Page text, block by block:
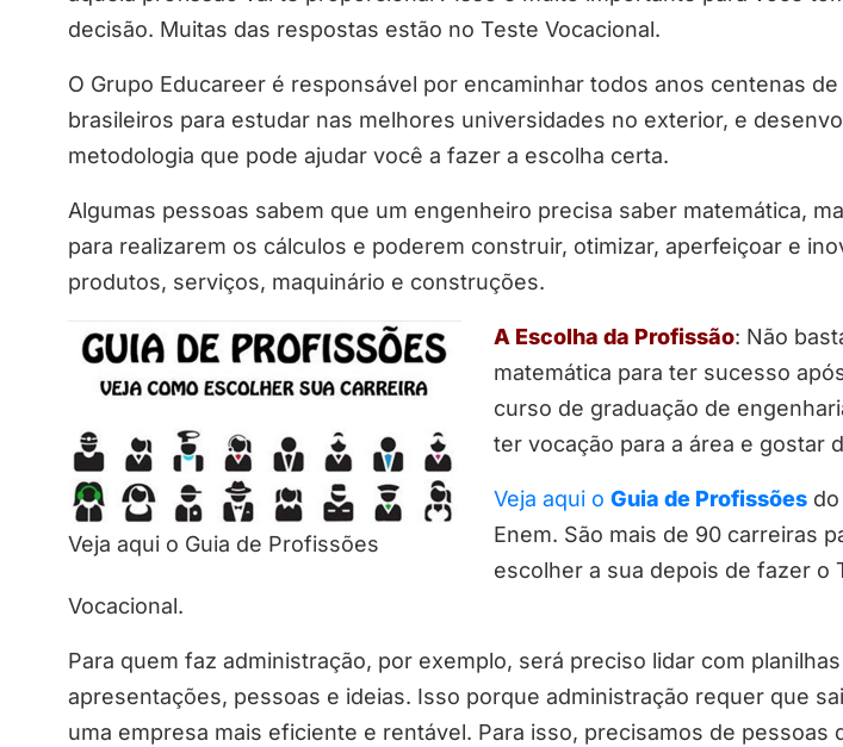
decisão. Muitas das respostas estão no Teste Vocacional.
O Grupo Educareer é responsável por encaminhar todos anos centenas de
brasileiros para estudar nas melhores universidades no exterior, e
metodologia que pode ajudar você a fazer a escolha certa.
Algumas pessoas sabem que um engenheiro precisa saber matemática,
para realizarem os cálculos e poderem construir, otimizar, aperfeiçoar e
produtos, serviços, maquinário e construções.
Veja aqui o Guia de Profissões
A Escolha da Profissão: Não
matemática para ter sucesso
curso de graduação de
ter vocação para a área e gostar
Veja aqui o Guia de Profissões
Enem. São mais de 90 carreiras
escolher a sua depois de fazer o
Vocacional.
Para quem faz administração, por exemplo, será preciso lidar com
apresentações, pessoas e ideias. Isso porque administração requer que
uma empresa mais eficiente e rentável. Para isso, precisamos de pessoas